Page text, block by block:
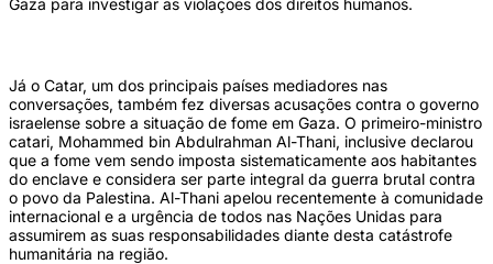
Gaza para investigar as violações dos direitos humanos.
Já o Catar, um dos principais países mediadores nas
conversações, também fez diversas acusações contra o governo
israelense sobre a situação de fome em Gaza. O primeiro-ministro
catari, Mohammed bin Abdulrahman Al-Thani, inclusive declarou
que a fome vem sendo imposta sistematicamente aos habitantes
do enclave e considera ser parte integral da guerra brutal contra
o povo da Palestina. Al-Thani apelou recentemente à comunidade
internacional e a urgência de todos nas Nações Unidas para
assumirem as suas responsabilidades diante desta catástrofe
humanitária na região.